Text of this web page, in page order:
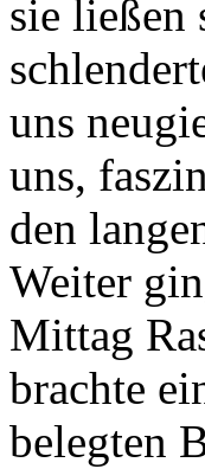
sie
uns
uns,
den
Weiter
Mittag
brachte
belegten